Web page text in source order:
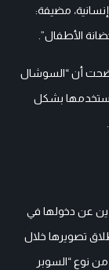
مضيفة:
الأطفال”.
أن “السوشال
بشكل
عن دخولها في
تصويرها خلال
نوع “السوبر